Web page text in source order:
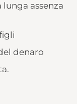
assenza
denaro